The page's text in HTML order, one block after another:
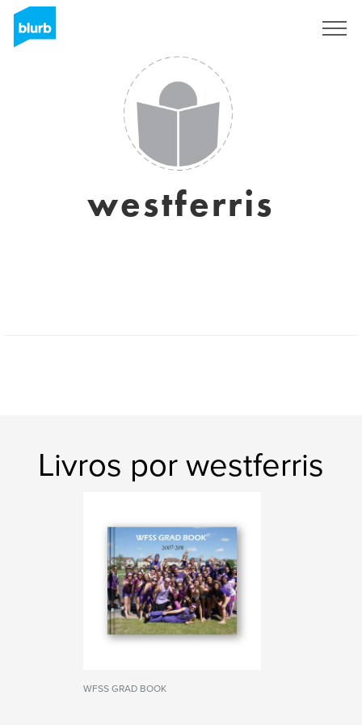
westferris
Livros por westferris
WFSS GRAD BOOK